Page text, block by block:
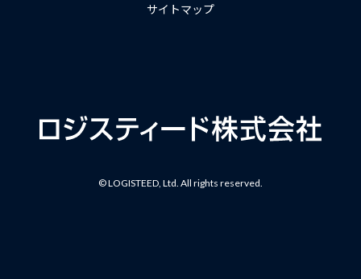
サイトマップ
© LOGISTEED, Ltd. All rights reserved.